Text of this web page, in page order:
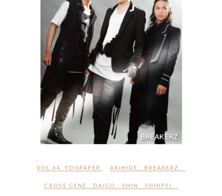
VOL.64 YOUPAPER AKIHIDE BREAKERZ
CROSS GENE DAIGO SHIN SHINPEI